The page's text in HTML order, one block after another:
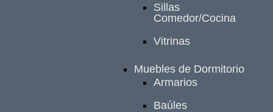
Sillas
Comedor/Cocina
Vitrinas
Muebles de Dormitorio
Armarios
Baúles